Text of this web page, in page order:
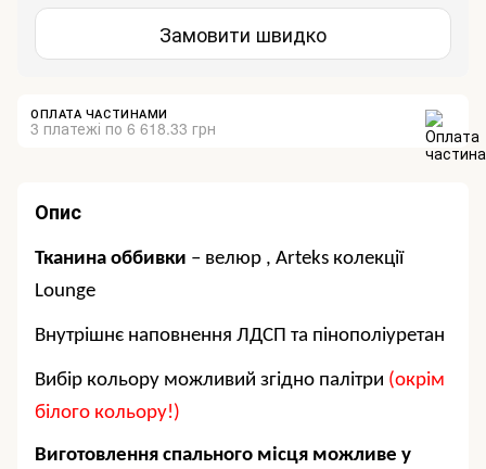
Замовити швидко
ОПЛАТА ЧАСТИНАМИ
3 платежі по 6 618.33 грн
Опис
Тканина оббивки – велюр , Arteks колекції
Lounge
Внутрішнє наповнення ЛДСП та пінополіуретан
Вибір кольору можливий згідно палітри (окрім
білого кольору!)
Виготовлення спального місця можливе у